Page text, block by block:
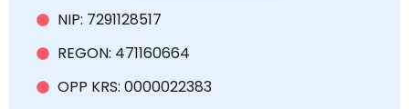
NIP: 7291128517
REGON: 471160664
OPP KRS: 0000022383